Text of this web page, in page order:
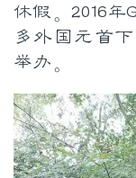
休假。2016
多外国元首
举办。